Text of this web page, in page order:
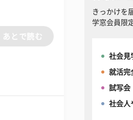
あとで読む
きっかけを
学窓会員限
社会見
就活完
試写会
社会人